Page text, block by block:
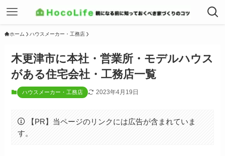
ホーム ハウスメーカー・工務店
木更津市に本社・営業所・モデルハウス
がある住宅会社・工務店一覧
ハウスメーカー・工務店 2023年4月19日
【PR】当ページのリンクには広告が含まれていま
す。